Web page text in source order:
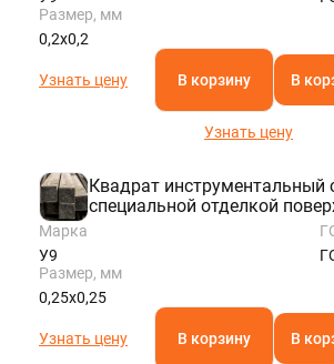
Размер, мм
0,2х0,2
Узнать цену В корзину В
Узнать цену
Квадрат инструментальный
специальной отделкой
Марка
У9
Размер, мм
0,25х0,25
Узнать цену В корзину В